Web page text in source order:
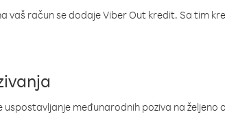
vaš račun se dodaje Viber Out kredit. Sa tim
međunarodnih poziva na